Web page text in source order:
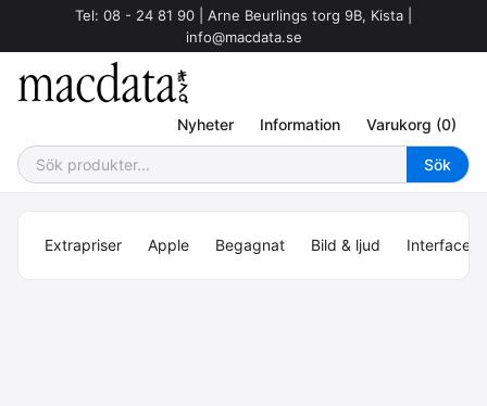
Tel: 08 - 24 81 90 | Arne Beurlings torg 9B, Kista |
info@macdata.se
Nyheter Information Varukorg (0)
Extrapriser Apple Begagnat Bild & ljud Interface